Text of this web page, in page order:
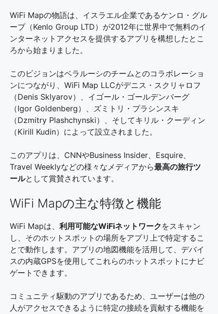
WiFi Mapの物語は、イスラエル企業であるケンロ・グル
ープ（Kenlo Group LTD）が2012年に世界中で無料のイ
ンターネットアクセスを提供するアプリを構想したとこ
ろから始まりました。
このビジョンはベラルーシのチームとのコラボレーショ
ンにつながり、WiFi Map LLCがデニス・スクリャロフ
（Denis Sklyarov）、イゴール・ゴールデンバーグ
（Igor Goldenberg）、ズミトリ・プラシンスキ
（Dzmitry Plashchynski）、そしてキリル・クーディン
（Kirill Kudin）によって設立されました。
このアプリは、CNNやBusiness Insider、Esquire、
Travel Weeklyなどの様々なメディアから最高の旅行ツ
ールとして賞賛されています。
WiFi Mapの主な特徴と機能
WiFi Mapは、 利用可能なWiFiネットワーク をスキャン
し、そのホットスポットの場所をアプリ上で特定するこ
とで動作します。アプリの地図機能を活用して、デバイ
スの内蔵GPSを使用してこれらのホットスポットにナビ
ゲートできます。
コミュニティ駆動のアプリであるため、ユーザーは他の
人がアクセスできるように特定の接続を貢献する機能を